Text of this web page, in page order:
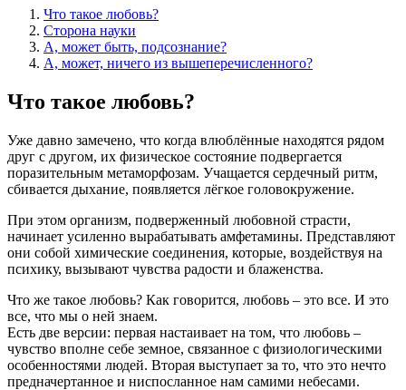
Что такое любовь?
Сторона науки
А, может быть, подсознание?
А, может, ничего из вышеперечисленного?
Что такое любовь?
Уже давно замечено, что когда влюблённые находятся рядом
друг с другом, их физическое состояние подвергается
поразительным метаморфозам. Учащается сердечный ритм,
сбивается дыхание, появляется лёгкое головокружение.
При этом организм, подверженный любовной страсти,
начинает усиленно вырабатывать амфетамины. Представляют
они собой химические соединения, которые, воздействуя на
психику, вызывают чувства радости и блаженства.
Что же такое любовь? Как говорится, любовь – это все. И это
все, что мы о ней знаем.
Есть две версии: первая настаивает на том, что любовь –
чувство вполне себе земное, связанное с физиологическими
особенностями людей. Вторая выступает за то, что это нечто
предначертанное и ниспосланное нам самими небесами.